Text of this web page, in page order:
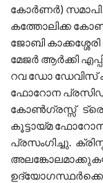
കോർണർ)
കത്തോലിക്ക
ജോബി
മേജർ ആർക്കി
റവ ഡോ ഡേവിസ്
ഫോറോന
കോൺഗ്രസ്സ്
കൂട്ടായ്മ
പ്രസംഗിച്ചു.